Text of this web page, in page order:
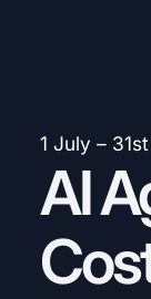
1 July –
AI